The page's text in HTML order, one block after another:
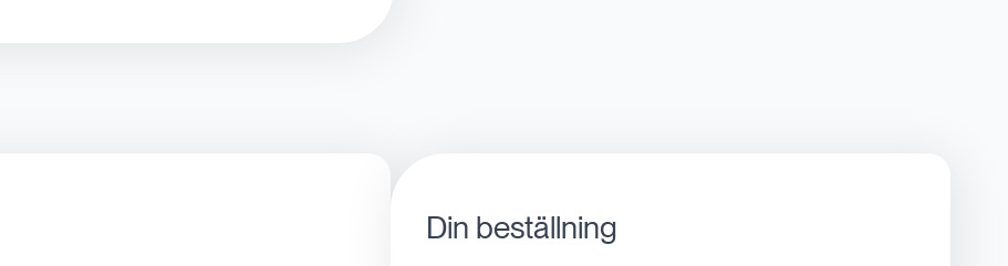
Din beställning